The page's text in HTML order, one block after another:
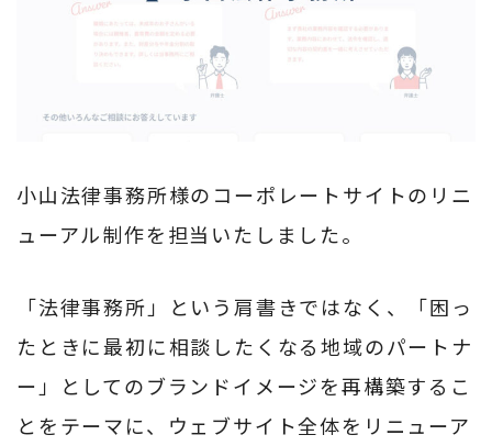
小山法律事務所様のコーポレートサイトのリニ
ューアル制作を担当いたしました。
「法律事務所」という肩書きではなく、「困っ
たときに最初に相談したくなる地域のパートナ
ー」としてのブランドイメージを再構築するこ
とをテーマに、ウェブサイト全体をリニューア